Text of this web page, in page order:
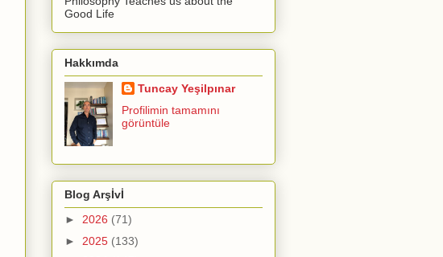
Good Life
Hakkımda
Tuncay Yeşilpınar
Profilimin tamamını
görüntüle
Blog Arşİvİ
► 2026 (71)
► 2025 (133)